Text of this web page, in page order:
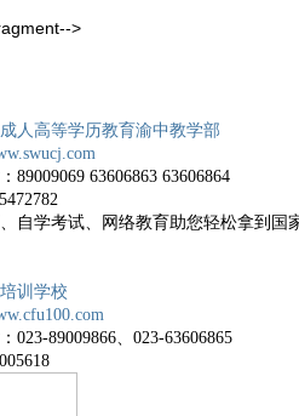
>
人高等学历教育渝中教学部
89009069 63606863 63606864
自学考试、网络教育助您轻松拿到
训学校
023-89009866、 023-63606865